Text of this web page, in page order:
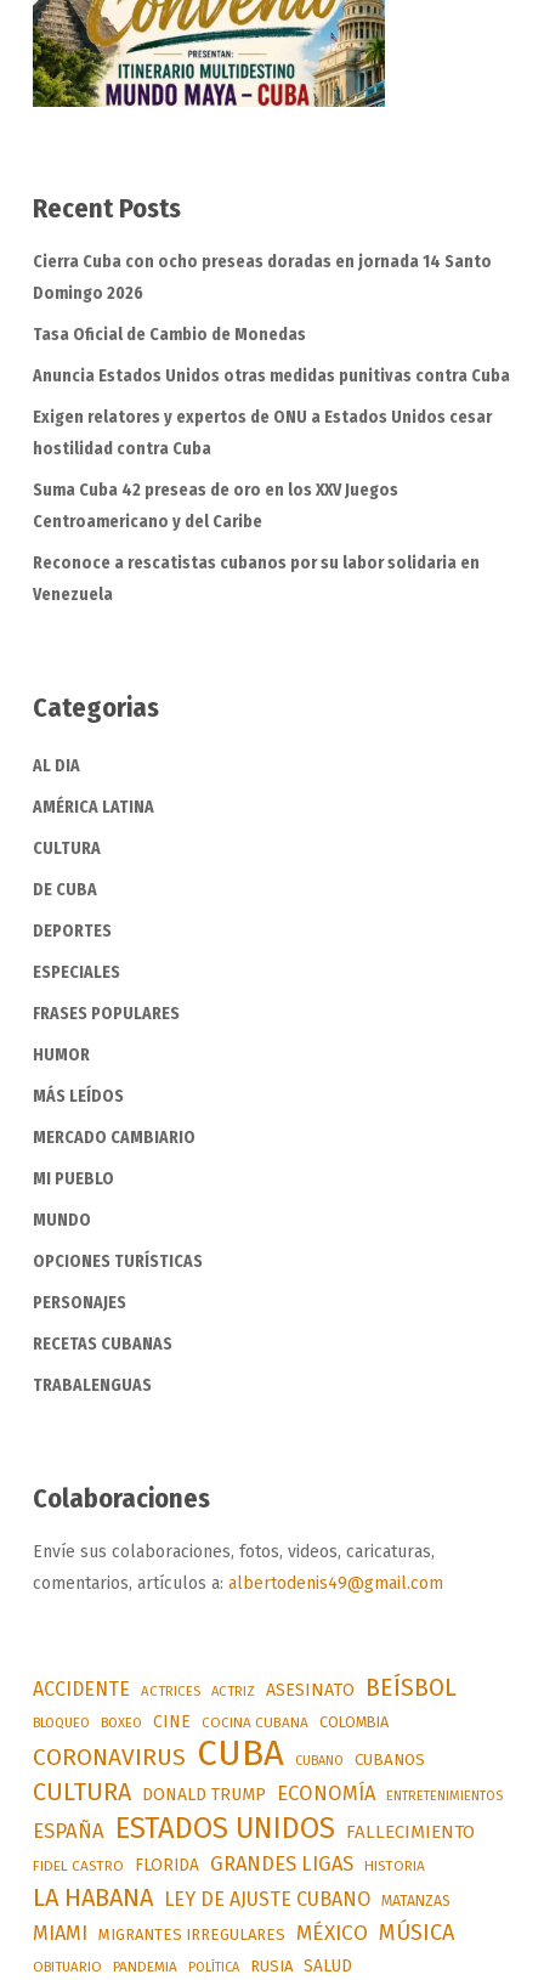
Recent Posts
Cierra Cuba con ocho preseas doradas en jornada 14 Santo
Domingo 2026
Tasa Oficial de Cambio de Monedas
Anuncia Estados Unidos otras medidas punitivas contra Cuba
Exigen relatores y expertos de ONU a Estados Unidos cesar
hostilidad contra Cuba
Suma Cuba 42 preseas de oro en los XXV Juegos
Centroamericano y del Caribe
Reconoce a rescatistas cubanos por su labor solidaria en
Venezuela
Categorias
AL DIA
AMÉRICA LATINA
CULTURA
DE CUBA
DEPORTES
ESPECIALES
FRASES POPULARES
HUMOR
MÁS LEÍDOS
MERCADO CAMBIARIO
MI PUEBLO
MUNDO
OPCIONES TURÍSTICAS
PERSONAJES
RECETAS CUBANAS
TRABALENGUAS
Colaboraciones
Envíe sus colaboraciones, fotos, videos, caricaturas,
comentarios, artículos a: albertodenis49@gmail.com
ACCIDENTE ACTRICES ACTRIZ ASESINATO BEÍSBOL
BLOQUEO BOXEO CINE COCINA CUBANA COLOMBIA
CORONAVIRUS CUBA CUBANO CUBANOS
CULTURA DONALD TRUMP ECONOMÍA ENTRETENIMIENTOS
ESPAÑA ESTADOS UNIDOS FALLECIMIENTO
FIDEL CASTRO FLORIDA GRANDES LIGAS HISTORIA
LA HABANA LEY DE AJUSTE CUBANO MATANZAS
MIAMI MIGRANTES IRREGULARES MÉXICO MÚSICA
OBITUARIO PANDEMIA POLÍTICA RUSIA SALUD